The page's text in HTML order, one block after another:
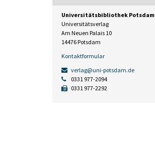
Universitätsbibliothek Potsdam
Universitätsverlag
Am Neuen Palais 10
14476 Potsdam
Kontaktformular
verlag@uni-potsdam.de
0331 977-2094
0331 977-2292